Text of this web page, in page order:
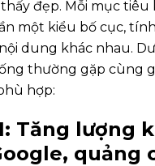
đẹp. Mỗi mục tiêu
một kiểu bố cục,
dung khác nhau.
thường gặp cùng
hợp:
Tăng lượng
quảng